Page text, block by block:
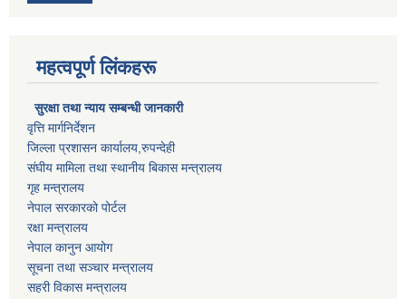
महत्वपूर्ण लिंकहरू
सुरक्षा तथा न्याय सम्बन्धी जानकारी
वृत्ति मार्गनिर्देशन
जिल्ला प्रशासन कार्यालय,रुपन्देही
संघीय मामिला तथा स्थानीय बिकास मन्त्रालय
गृह मन्त्रालय
नेपाल सरकारको पोर्टल
रक्षा मन्त्रालय
नेपाल कानुन आयोग
सूचना तथा सञ्चार मन्त्रालय
सहरी विकास मन्त्रालय